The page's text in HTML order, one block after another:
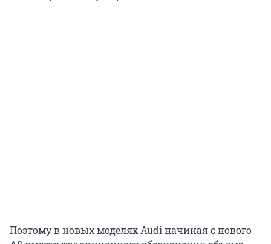
Поэтому в новых моделях Audi начиная с нового